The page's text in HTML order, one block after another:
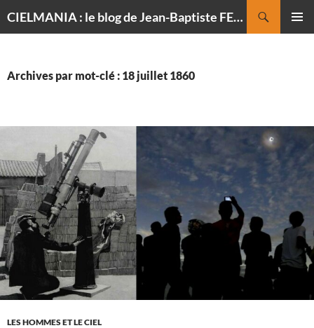
CIELMANIA : le blog de Jean-Baptiste FELDMANN, photographe du ciel
Archives par mot-clé : 18 juillet 1860
LES HOMMES ET LE CIEL